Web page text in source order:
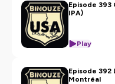
Episode 393
IPA)
Play
Episode 392
Montréal